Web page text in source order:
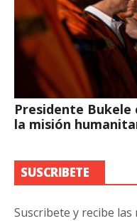
Presidente Bukele
la misión
SUSCRIBETE
Suscribete y recibe